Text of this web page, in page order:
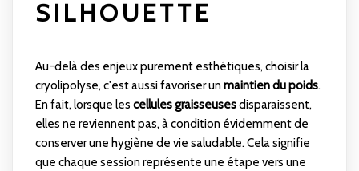
SILHOUETTE
Au-delà des enjeux purement esthétiques, choisir la
cryolipolyse, c'est aussi favoriser unmaintien du poids.
En fait, lorsque les cellules graisseusesdisparaissent,
elles ne reviennent pas, à condition évidemment de
conserver une hygiène de vie saludable. Cela signifie
que chaque session représente une étape vers une